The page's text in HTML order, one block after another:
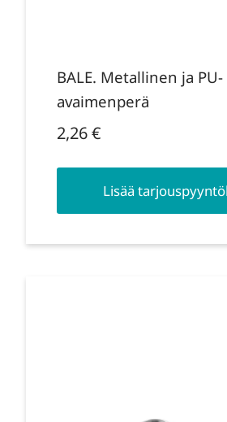
BALE. Metallinen ja PU-
avaimenperä
2,26€
Lisää